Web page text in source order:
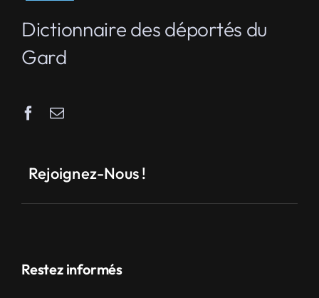
Dictionnaire des déportés du
Gard
Rejoignez-Nous !
Restez informés